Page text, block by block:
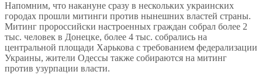
Напомним, что накануне сразу в нескольких украинских
городах прошли митинги против нынешних властей страны.
Митинг пророссийски настроенных граждан собрал более 2
тыс. человек в Донецке, более 4 тыс. собрались на
центральной площади Харькова с требованием федерализации
Украины, жители Одессы также собираются на митинг
против узурпации власти.